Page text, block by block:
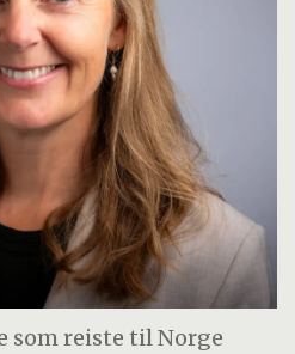
som reiste til Norge